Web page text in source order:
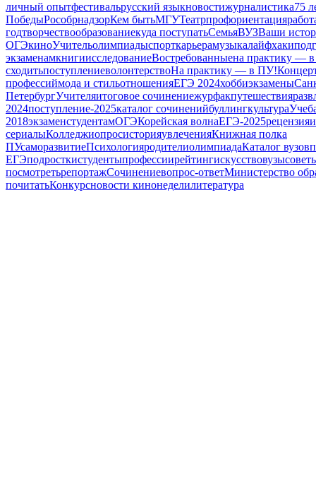
личный опытфестивальрусский языкновостижурналистика75
ПобедыРособрнадзорКем бытьМГУТеатрпрофориентация
годтворчествообразованиекуда поступатьСемьяВУЗВаши
ОГЭкиноУчительолимпиадыспорткарьерамузыкалайфхаки
экзаменамкнигиисследованиеВостребованныена практику —
сходитьпоступлениеволонтерствоНа практику — в ПУ!
профессиймода и стильотношенияЕГЭ 2024хоббиэкзамены
ПетербургУчителяитоговое сочинениежурфакпутешествия
2024поступление-2025каталог сочиненийбуллингкультура
2018экзаменстудентамОГЭКорейская волнаЕГЭ-2025рецензия
сериалыКолледжиопросисторияувлеченияКнижная полка
ПУсаморазвитиеПсихологияродителиолимпиадаКаталог вузов
ЕГЭподросткистудентыпрофессиирейтингискусствовузы
посмотретьрепортажСочинениевопрос-ответМинистерство
почитатьКонкурсновости кинонеделилитература